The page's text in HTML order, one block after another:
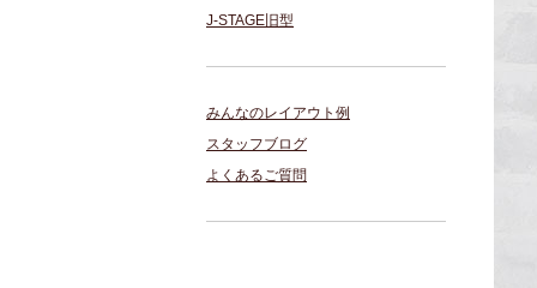
J-STAGE旧型
みんなのレイアウト例
スタッフブログ
よくあるご質問